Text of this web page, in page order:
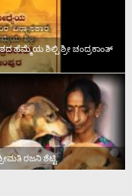
ಹೆಮ್ಮೆಯ ಶಿಲ್ಪಿ ಶ್ರೀ ಚಂದ್ರಕಾಂತ್‌
ರಜನಿ ಶೆಟ್ಟಿ